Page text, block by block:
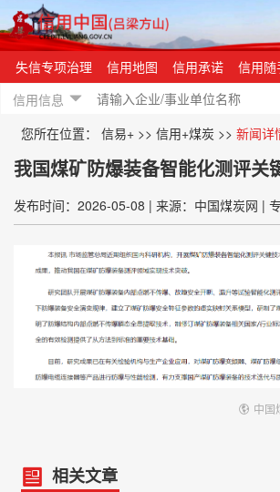
失信专项治理 信用地图 信用承诺 信用随
信用信息
您所在位置： 信易+ >> 信用+煤炭 >> 新闻详
我国煤矿防爆装备智能化测评关
发布时间：2026-05-08 | 来源：中国煤炭网 |
中国
相关文章